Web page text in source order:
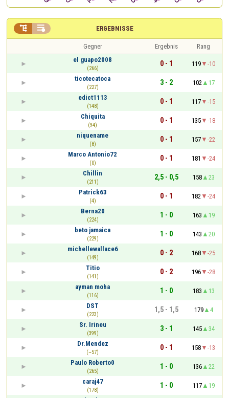
ERGEBNISSE
 
Gegner Ergebnis
Rang
el guapo2008
(266)
0 - 1 119
-10
ticotecatoca
(227)
3 - 2 102
17
edict1113
(148)
0 - 1 117
-15
Chiquita
(94)
0 - 1 135
-18
niquename
(8)
0 - 1 157
-22
Marco Antonio72
(0)
0 - 1 181
-24
Chillin
(211)
2,5 - 0,5 158
23
Patrick63
(4)
0 - 1 182
-24
Berna20
(224)
1 - 0 163
19
beto jamaica
(229)
1 - 0 143
20
michellewallace6
(149)
0 - 2 168
-25
Titio
(141)
0 - 2 196
-28
ayman moha
(116)
1 - 0 183
13
DST
(223)
1,5 - 1,5 179
4
Sr. Irineu
(399)
3 - 1 145
34
Dr.Mendez
(~57)
0 - 1 158
-13
Paulo Roberto0
(265)
1 - 0 136
22
caraj47
(178)
1 - 0 117
19